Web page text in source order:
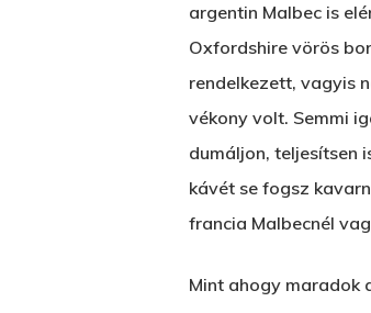
argentin Malbec is
Oxfordshire vörös
rendelkezett, vagyis
vékony volt. Semmi
dumáljon, teljesítsen
kávét se fogsz
francia Malbecnél
Mint ahogy maradok